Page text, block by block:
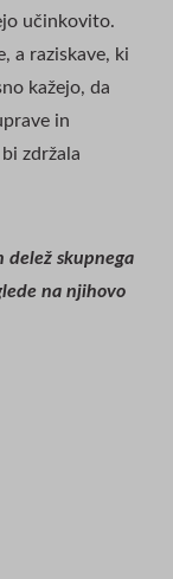
učinkovito.
a raziskave, ki
kažejo, da
in
zdržala
delež skupnega
na njihovo